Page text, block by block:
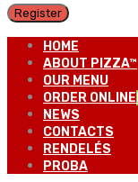
Register
HOME
ABOUT PIZZA™
OUR MENU
ORDER ONLINE
NEWS
CONTACTS
RENDELÉS
PROBA